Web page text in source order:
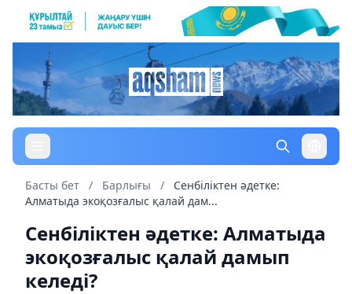
Басты бет / Барлығы /
Сенбіліктен әдетке:
Алматыда экоқозғалыс қалай дам...
Сенбіліктен әдетке: Алматыда
экоқозғалыс қалай дамып
келеді?